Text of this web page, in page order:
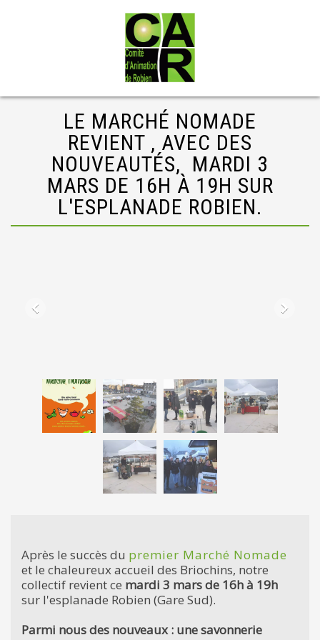
LE MARCHÉ NOMADE
REVIENT , AVEC DES
NOUVEAUTÉS, MARDI 3
MARS DE 16H À 19H SUR
L'ESPLANADE ROBIEN.
Après le succès du premier Marché Nomade
et le chaleureux accueil des Briochins, notre
collectif revient ce mardi 3 mars de 16h à 19h
sur l'esplanade Robien (Gare Sud).
Parmi nous des nouveaux : une savonnerie